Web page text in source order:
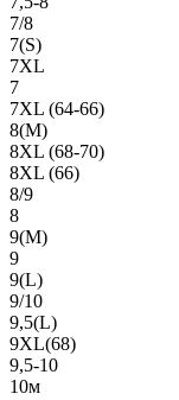
7/8
7(S)
7XL
7
7XL (64-66)
8(М)
8XL (68-70)
8XL (66)
8/9
8
9(М)
9
9(L)
9/10
9,5(L)
9XL(68)
9,5-10
10м